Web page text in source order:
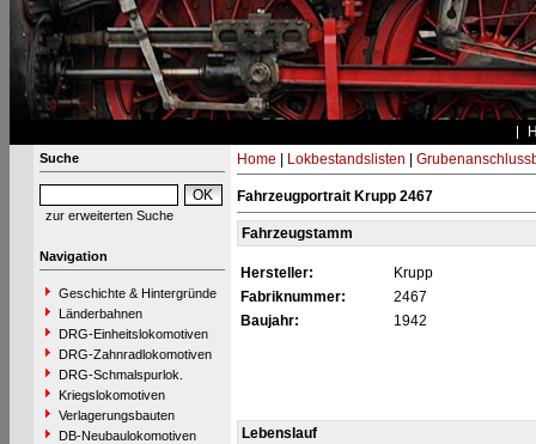
Suche
zur erweiterten Suche
Navigation
Geschichte & Hintergründe
Länderbahnen
DRG-Einheitslokomotiven
DRG-Zahnradlokomotiven
DRG-Schmalspurlok.
Kriegslokomotiven
Verlagerungsbauten
DB-Neubaulokomotiven
Home Lokbestandslisten
Fahrzeugportrait Krupp 2467
Fahrzeugstamm
Hersteller:
Krupp
Fabriknummer:
2467
Baujahr:
1942
Lebenslauf